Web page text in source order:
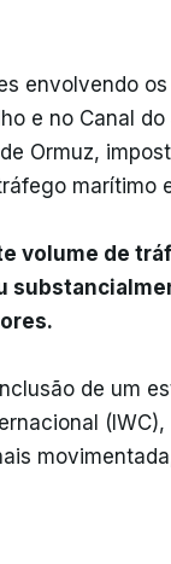
envolvendo
e no Canal
Ormuz,
marítimo
volume de
de um